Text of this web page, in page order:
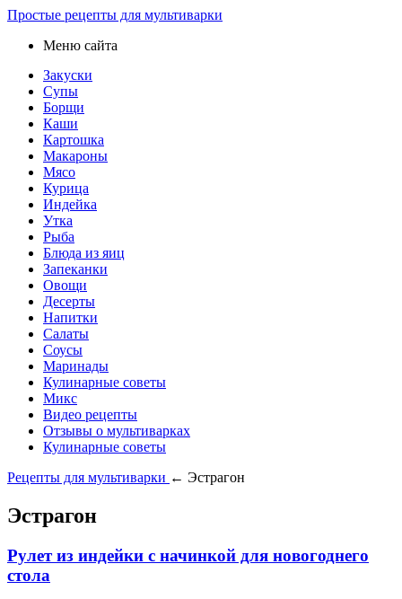
Простые рецепты для мультиварки
Меню сайта
Закуски
Супы
Борщи
Каши
Картошка
Макароны
Мясо
Курица
Индейка
Утка
Рыба
Блюда из яиц
Запеканки
Овощи
Десерты
Напитки
Салаты
Соусы
Маринады
Кулинарные советы
Микс
Видео рецепты
Отзывы о мультиварках
Кулинарные советы
Рецепты для мультиварки ← Эстрагон
Эстрагон
Рулет из индейки с начинкой для новогоднего
стола